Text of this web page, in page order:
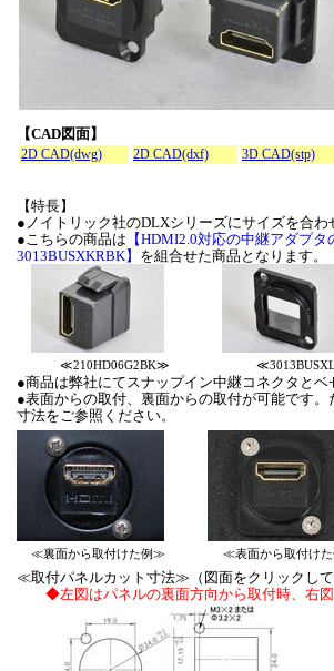
【CAD図面】
2D CAD(dwg) 2D CAD(dxf) 3D CAD(stp)
【特長】
●ノイトリック社のDLXシリーズにサイズを合
●こちらの商品は 【HDMI2.0対応の中継アダプタ
3013BUSXKRBK】 を組合せた商品となります。
≪210HD06G2BK≫
●商品は弊社にてスナップイン中継コネクタと
●表面からの取付、裏面からの取付が可能です
寸法をご参照ください。
≪裏面から取付けた例≫ ≪表面から取付け
≪取付パネルカット寸法≫（図面をクリックし
◆左図はパネルの裏面方向から取付時、右